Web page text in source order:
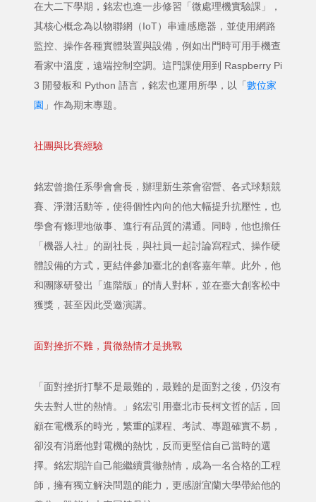
在大二下學期，銘宏也進一步修習「微處理機實驗課」，
其核心概念為以物聯網（IoT）串連感應器，並使用網路
監控、操作各種實體裝置與設備，例如出門時可用手機查
看家中溫度，遠端控制空調。這門課使用到 Raspberry Pi
3 開發板和 Python 語言，銘宏也運用所學，以「 數位家
園 」作為期末專題。
社團與比賽經驗
銘宏曾擔任系學會會長，辦理新生茶會宿營、各式球類競
賽、淨灘活動等，使得個性內向的他大幅提升抗壓性，也
學會有條理地做事、進行有品質的溝通。同時，他也擔任
「機器人社」的副社長，與社員一起討論寫程式、操作硬
體設備的方式，更結伴參加臺北的創客嘉年華。此外，他
和團隊研發出「進階版」的情人對杯，並在臺大創客松中
獲獎，甚至因此受邀演講。
面對挫折不難，貫徹熱情才是挑戰
「面對挫折打擊不是最難的，最難的是面對之後，仍沒有
失去對人世的熱情。」銘宏引用臺北市長柯文哲的話，回
顧在電機系的時光，繁重的課程、考試、專題確實不易，
卻沒有消磨他對電機的熱忱，反而更堅信自己當時的選
擇。銘宏期許自己能繼續貫徹熱情，成為一名合格的工程
師，擁有獨立解決問題的能力，更感謝宜蘭大學帶給他的